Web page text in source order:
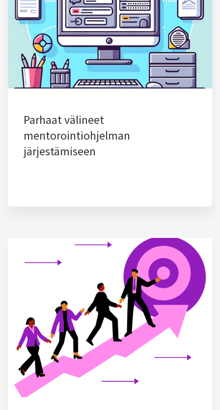
Parhaat välineet
mentorointiohjelman
järjestämiseen